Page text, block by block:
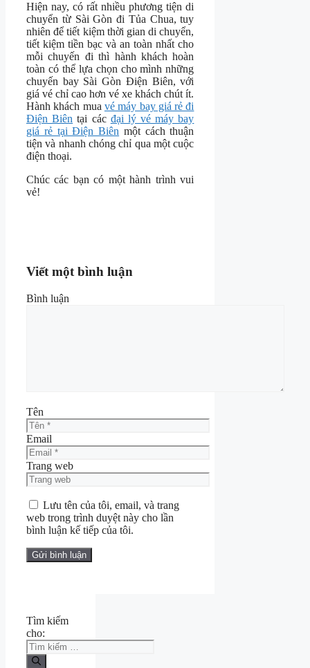
Hiện nay, có rất nhiều phương tiện di
chuyển từ Sài Gòn đi Tủa Chua, tuy
nhiên để tiết kiệm thời gian di chuyển,
tiết kiệm tiền bạc và an toàn nhất cho
mỗi chuyến đi thì hành khách hoàn
toàn có thể lựa chọn cho mình những
chuyến bay Sài Gòn Điện Biên, với
giá vé chỉ cao hơn vé xe khách chút ít.
Hành khách mua vé máy bay giá rẻ đi
Điện Biên tại các đại lý vé máy bay
giá rẻ tại Điện Biên một cách thuận
tiện và nhanh chóng chỉ qua một cuộc
điện thoại.
Chúc các bạn có một hành trình vui
vẻ!
Viết một bình luận
Bình luận
Tên
Email
Trang web
Lưu tên của tôi, email, và trang
web trong trình duyệt này cho lần
bình luận kế tiếp của tôi.
Tìm kiếm
cho: